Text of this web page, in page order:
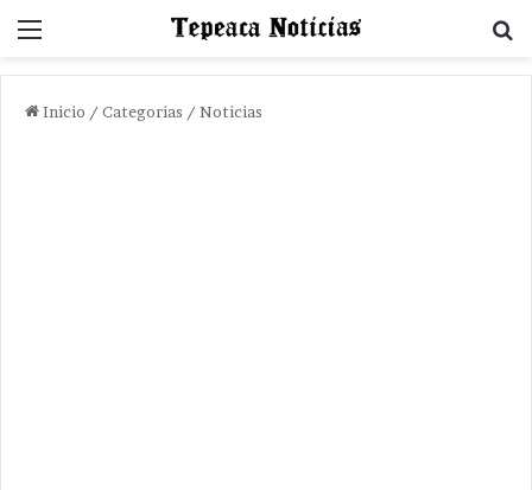
Menu
Inicio / Categorias / Noticias